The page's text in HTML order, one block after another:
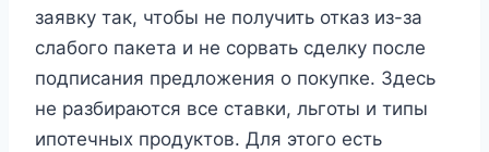
заявку так, чтобы не получить отказ из-за
слабого пакета и не сорвать сделку после
подписания предложения о покупке. Здесь
не разбираются все ставки, льготы и типы
ипотечных продуктов. Для этого есть